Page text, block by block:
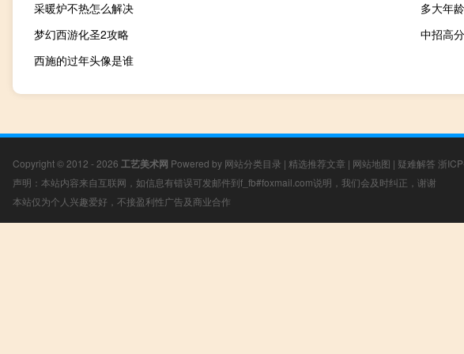
采暖炉不热怎么解决
多大年
梦幻西游化圣2攻略
中招高
西施的过年头像是谁
Copyright © 2012 - 2026 工艺美术网 Powered by 网站分类目录 | 精选推荐文章 | 网站地图 | 疑难解答 浙
声明：本站内容来自互联网，如信息有错误可发邮件到f_fb#foxmail.com说明，我们会及时纠正，谢谢
本站仅为个人兴趣爱好，不接盈利性广告及商业合作